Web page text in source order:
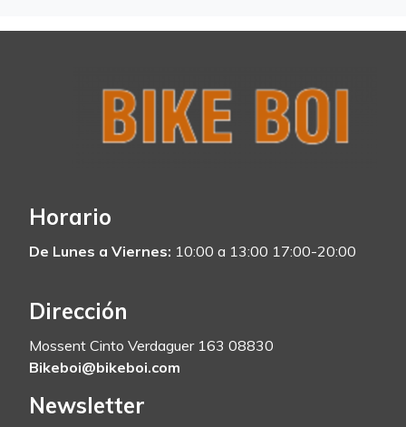
Horario
De Lunes a Viernes: 10:00 a 13:00 17:00-20:00
Dirección
Mossent Cinto Verdaguer 163 08830
Bikeboi@bikeboi.com
Newsletter